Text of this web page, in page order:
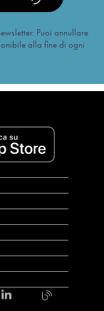
Puoi annullare
alla fine di ogni